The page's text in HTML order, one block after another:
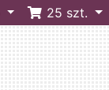
25 szt.